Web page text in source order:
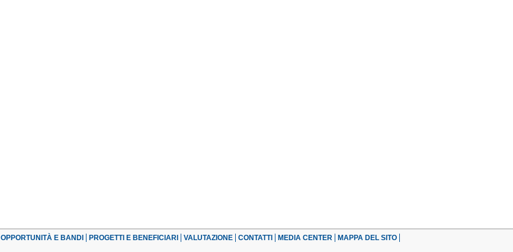
OPPORTUNITÀ E BANDI PROGETTI E BENEFICIARI VALUTAZIONE CONTATTI MEDIA CENTER MAPPA DEL SITO